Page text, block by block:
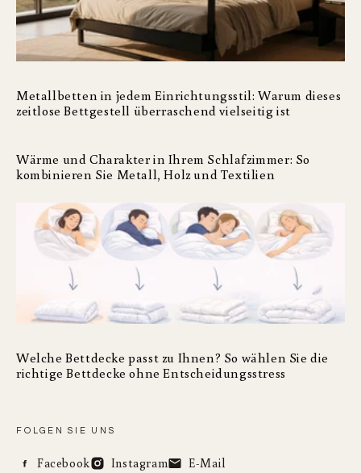
Metallbetten in jedem Einrichtungsstil: Warum dieses
zeitlose Bettgestell überraschend vielseitig ist
Wärme und Charakter in Ihrem Schlafzimmer: So
kombinieren Sie Metall, Holz und Textilien
Welche Bettdecke passt zu Ihnen? So wählen Sie die
richtige Bettdecke ohne Entscheidungsstress
FOLGEN SIE UNS
Facebook Instagram E-Mail